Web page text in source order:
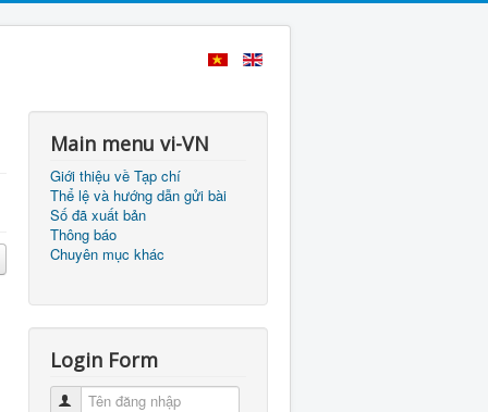
Main menu vi-VN
Giới thiệu về Tạp chí
Thể lệ và hướng dẫn gửi bài
Số đã xuất bản
Thông báo
Chuyên mục khác
Login Form
Tên đăng nhập